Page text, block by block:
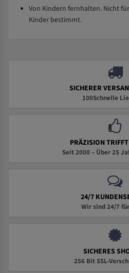
Von Kindern fernhalten. Nicht
Kinder bestimmt.
SICHERER
100Schnelle
PRÄZISION
Seit 2000 – Über 25
24/7
Wir sind 24/7
SICHERES
256 Bit SSL-